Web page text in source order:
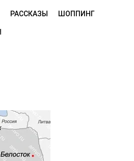
РАССКАЗЫ ШОППИНГ